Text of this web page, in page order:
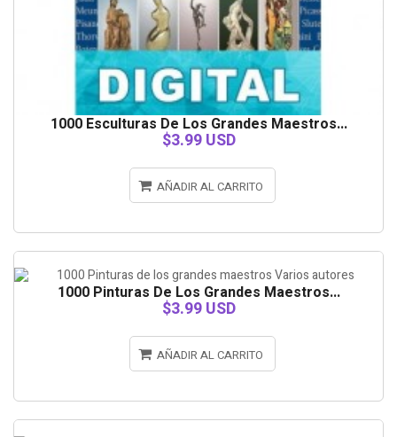
1000 Esculturas De Los Grandes Maestros...
$3.99 USD
AÑADIR AL CARRITO
1000 Pinturas De Los Grandes Maestros...
$3.99 USD
AÑADIR AL CARRITO